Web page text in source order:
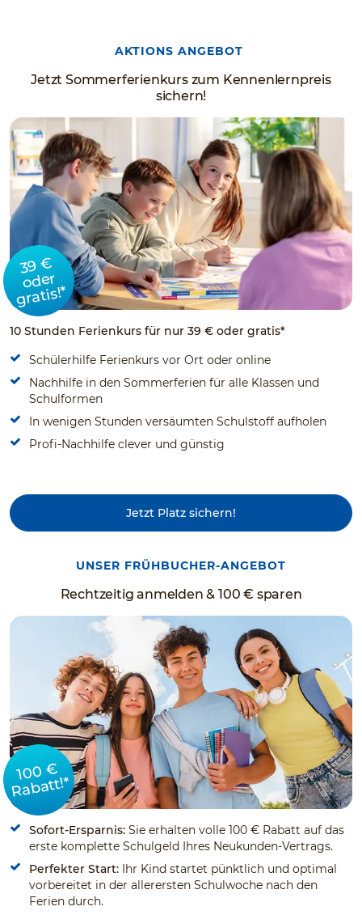
AKTIONS ANGEBOT
Jetzt Sommerferienkurs zum Kennenlernpreis
sichern!
39 €
oder
gratis!*
10 Stunden Ferienkurs für nur 39 € oder gratis*
Schülerhilfe Ferienkurs vor Ort oder online
Nachhilfe in den Sommerferien für alle Klassen und
Schulformen
In wenigen Stunden versäumten Schulstoff aufholen
Profi-Nachhilfe clever und günstig
Jetzt Platz sichern!
UNSER FRÜHBUCHER-ANGEBOT
Rechtzeitig anmelden & 100 € sparen
100 €
Rabatt!*
Sofort-Ersparnis: Sie erhalten volle 100 € Rabatt auf das
erste komplette Schulgeld Ihres Neukunden-Vertrags.
Perfekter Start: Ihr Kind startet pünktlich und optimal
vorbereitet in der allerersten Schulwoche nach den
Ferien durch.